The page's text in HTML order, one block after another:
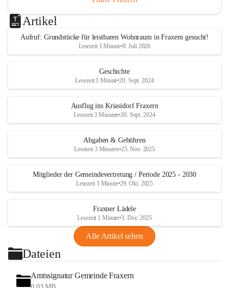
Artikel
Aufruf: Grundstücke für leistbaren Wohnraum in Fraxern gesucht!
Lesezeit 1 Minute•8. Juli 2026
Geschichte
Lesezeit 1 Minute•20. Sept. 2024
Ausflug ins Kriasidorf Fraxern
Lesezeit 3 Minuten•20. Sept. 2024
Abgaben & Gebühren
Lesezeit 3 Minuten•25. Nov. 2025
Mitglieder der Gemeindevertretung / Periode 2025 - 2030
Lesezeit 1 Minute•29. Okt. 2025
Fraxner Lädele
Lesezeit 1 Minute•3. Dez. 2025
Alle Artikel sehen
Dateien
Amtssignatur Gemeinde Fraxern